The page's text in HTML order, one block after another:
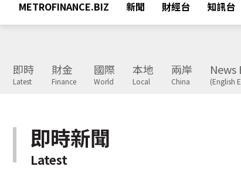
METROFINANCE.BIZ 新聞 財經台 知訊台
即時
Latest
財金
Finance
國際
World
本地
Local
兩岸
China
News
(English
即時新聞
Latest